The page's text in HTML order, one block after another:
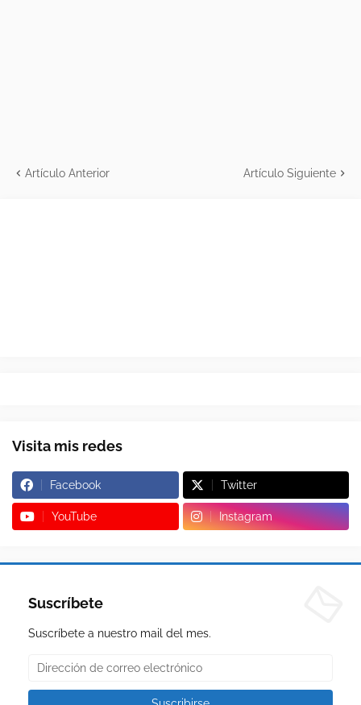
Artículo Anterior Artículo Siguiente
Visita mis redes
Facebook Twitter
YouTube Instagram
Suscríbete
Suscríbete a nuestro mail del mes.